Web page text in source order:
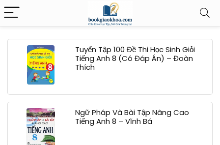
Tuyển Tập 100 Đề Thi Học Sinh Giỏi
Tiếng Anh 8 (Có Đáp Án) – Đoàn
Thích
Ngữ Pháp Và Bài Tập Nâng Cao
Tiếng Anh 8 – Vĩnh Bá